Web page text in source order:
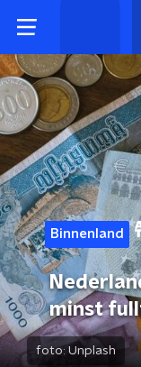
Binnenland
minst
foto: Unplash